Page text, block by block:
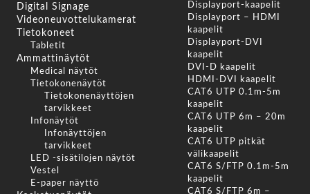
Digital Signage
Videoneuvottelukamerat
Tietokoneet
Tabletit
Ammattinäytöt
Medical näytöt
Tietokonenäytöt
Tietokonenäyttöjen
tarvikkeet
Infonäytöt
Infonäyttöjen
tarvikkeet
LED -sisätilojen näytöt
Vestel
E-paper näyttö
Displayport-kaapelit
Displayport – HDMI
kaapelit
Displayport-DVI
kaapelit
DVI-D kaapelit
HDMI-DVI kaapelit
CAT6 UTP 0.1m-5m
kaapelit
CAT6 UTP 6m – 20m
kaapelit
CAT6 UTP pitkät
välikaapelit
CAT6 S/FTP 0.1m-5m
kaapelit
CAT6 S/FTP 6m –